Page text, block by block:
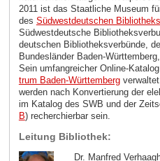
2011 ist das Staatliche Museum
des Südwestdeutschen
Südwestdeutsche
deutschen Bibliotheksverbünde,
Bundesländer Baden-
Sein umfangreicher Online-
trum Baden-Württemberg
werden nach Konvertierung der
im Katalog des SWB und der
B) recherchierbar sein.
Leitung Bibliothek:
Dr. Manfred